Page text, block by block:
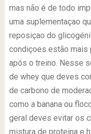
mas não é de todo
uma suplementaçao
reposiçao do
condiçoes estão mais
após o treino. Nesse
de whey que deves
de carbono de
como a banana ou
geral deves evitar os
mistura de proteina e